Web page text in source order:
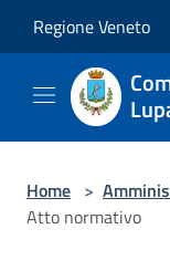
Regione Veneto
Home >
Atto normativo